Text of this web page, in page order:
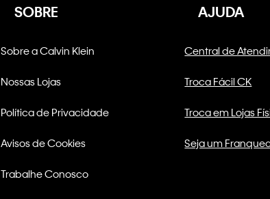
SOBRE
Sobre a Calvin Klein
Nossas Lojas
Política de Privacidade
Avisos de Cookies
Trabalhe Conosco
AJUDA
Central de
Troca Fácil CK
Troca em Lojas
Seja um